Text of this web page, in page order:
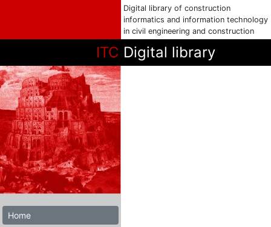
Digital library of construction
informatics and information technology
in civil engineering and construction
ITC Digital library
Home